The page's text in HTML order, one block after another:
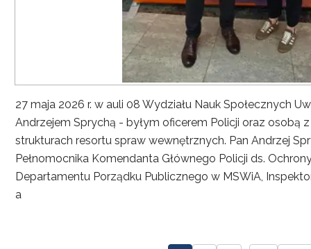
27 maja 2026 r. w auli 08 Wydziału Nauk Społecznych
Andrzejem Sprychą - byłym oficerem Policji oraz osobą
strukturach resortu spraw wewnętrznych. Pan Andrzej
Pełnomocnika Komendanta Głównego Policji ds.
Departamentu Porządku Publicznego w MSWiA,
a